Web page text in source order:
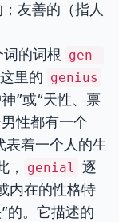
友善的（指人
词的词根 gen-
里的 genius
”或“天性、禀
性都有一个
表着一个人的生
，
genial 逐
内在的性格特
的。它描述的